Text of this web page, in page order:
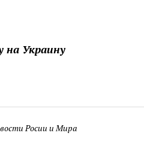
на Украину
Росии и Мира